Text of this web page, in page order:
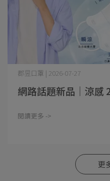
郡昱口罩 | 2026-07-27
網路話題新品｜涼感
閱讀更多 ->
更